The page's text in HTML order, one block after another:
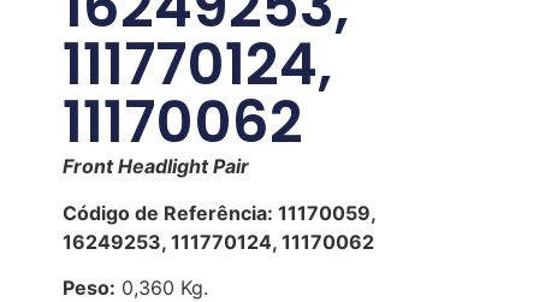
111770124,
11170062
Front Headlight Pair
Código de Referência: 11170059,
16249253, 111770124, 11170062
Peso: 0,360 Kg.